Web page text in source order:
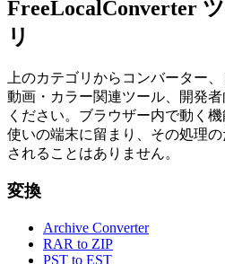
FreeLocalConverter
リ
上のカテゴリからコンバーター
動画・カラー関連ツール、開発
ください。ブラウザー内で動く
使いの端末に留まり、その処理
されることはありません。
変換
Archive Converter
RAR to ZIP
PST to EST